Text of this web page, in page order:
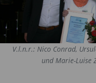
V.l.n.r.: Nico Conrad,
und Marie-Luise